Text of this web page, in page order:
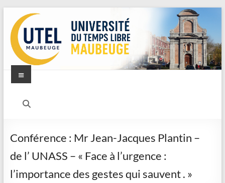
contenu
UTEL
Université
du
Temps
Menu
Conférence : Mr Jean-Jacques Plantin –
de l’ UNASS – « Face à l’urgence :
l’importance des gestes qui sauvent . »